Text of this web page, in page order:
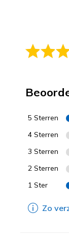
5 Sterren
4 Sterren
3 Sterren
2 Sterren
1 Ster
Zo